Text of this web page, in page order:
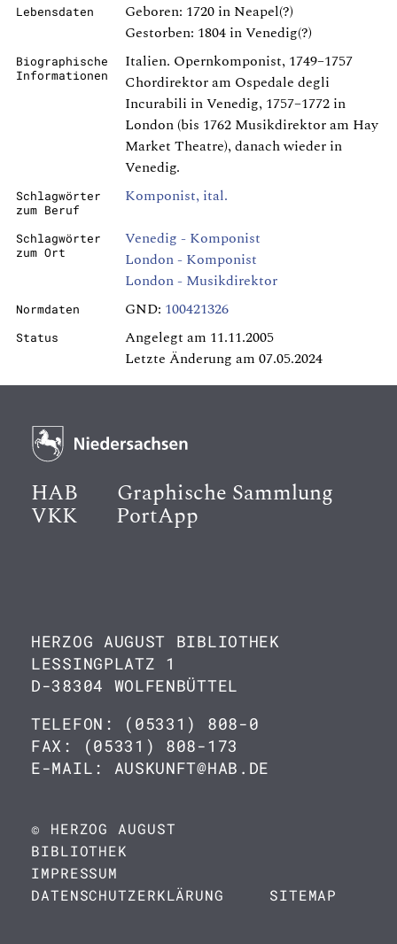
Lebensdaten
Geboren: 1720 in Neapel(?)
Gestorben: 1804 in Venedig(?)
Biographische
Informationen
Italien. Opernkomponist, 1749–1757
Chordirektor am Ospedale degli
Incurabili in Venedig, 1757–1772 in
London (bis 1762 Musikdirektor am Hay
Market Theatre), danach wieder in
Venedig.
Schlagwörter
zum Beruf
Komponist, ital.
Schlagwörter
zum Ort
Venedig - Komponist
London - Komponist
London - Musikdirektor
Normdaten GND: 100421326
Status
Angelegt am 11.11.2005
Letzte Änderung am 07.05.2024
HAB Graphische Sammlung
VKK PortApp
HERZOG AUGUST BIBLIOTHEK
LESSINGPLATZ 1
D-38304 WOLFENBÜTTEL
TELEFON: (05331) 808-0
FAX: (05331) 808-173
E-MAIL: AUSKUNFT@HAB.DE
© HERZOG AUGUST
BIBLIOTHEK
IMPRESSUM
DATENSCHUTZERKLÄRUNG
SITEMAP